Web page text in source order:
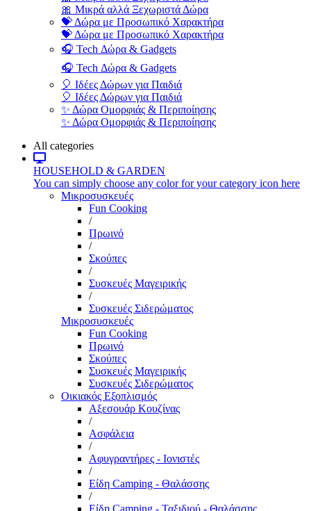
🎀 Μικρά αλλά Ξεχωριστά Δώρα
💝 Δώρα με Προσωπικό Χαρακτήρα
💝 Δώρα με Προσωπικό Χαρακτήρα
🎧 Tech Δώρα & Gadgets
🎧 Tech Δώρα & Gadgets
🎈 Ιδέες Δώρων για Παιδιά
🎈 Ιδέες Δώρων για Παιδιά
✨ Δώρα Ομορφιάς & Περιποίησης
✨ Δώρα Ομορφιάς & Περιποίησης
All categories
HOUSEHOLD & GARDEN
You can simply choose any color for your category icon here
Μικροσυσκευές
Fun Cooking
/
Πρωινό
/
Σκούπες
/
Συσκευές Μαγειρικής
/
Συσκευές Σιδερώματος
Μικροσυσκευές
Fun Cooking
Πρωινό
Σκούπες
Συσκευές Μαγειρικής
Συσκευές Σιδερώματος
Οικιακός Εξοπλισμός
Αξεσουάρ Κουζίνας
/
Ασφάλεια
/
Αφυγραντήρες - Ιονιστές
/
Είδη Camping - Θαλάσσης
/
Είδη Camping - Ταξιδιού - Θαλάσσης